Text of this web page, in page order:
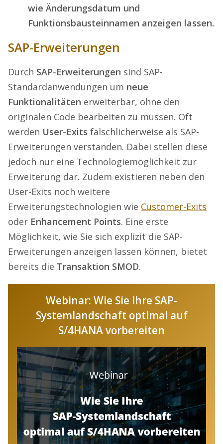
wie Änderungsdatum und
Funktionsbausteinnamen anzeigen lassen.
SAP-Erweiterungen
Durch SAP-Erweiterungen sind SAP-
Standardanwendungen um neue
Funktionalitäten erweiterbar, ohne den
originalen Code bearbeiten zu müssen. Oft
werden User-Exits fälschlicherweise als SAP-
Erweiterungen verstanden. Dabei stellen diese
jedoch nur eine Technologiemöglichkeit zur
Erweiterung dar. Zudem existieren neben den
User-Exits noch weitere
Erweiterungstechnologien wie Customer-Exits
oder Enhancement Points. Eine erste
Möglichkeit, wie Sie sich explizit die SAP-
Erweiterungen anzeigen lassen können, bietet
bereits die Transaktion SMOD.
Webinar: Wie Sie Ihre SAP-
Systemlandschaft optimal auf
S/4HANA vorbereiten